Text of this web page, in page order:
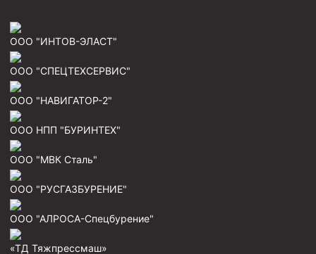
ООО "ИНТОВ-ЭЛАСТ"
ООО "СПЕЦТЕХСЕРВИС"
ООО "НАВИГАТОР-2"
ООО НПП "БУРИНТЕХ"
ООО "МВК Сталь"
ООО "РУСГАЗБУРЕНИЕ"
ООО "АЛРОСА-Спецбурение"
«ТД Тяжпрессмаш»